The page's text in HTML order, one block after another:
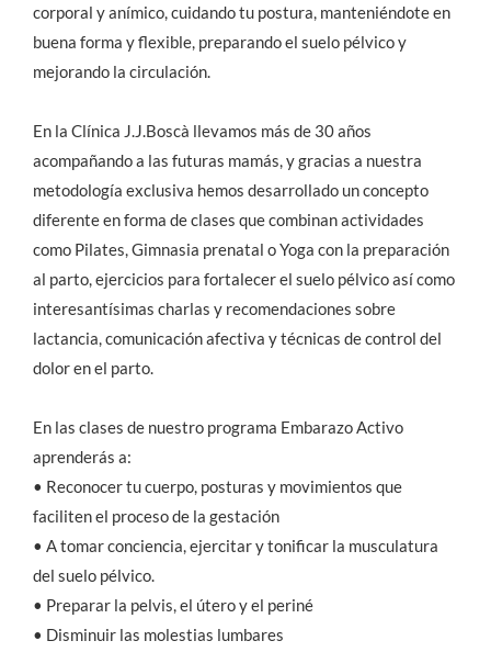
corporal y anímico, cuidando tu postura, manteniéndote en
buena forma y flexible, preparando el suelo pélvico y
mejorando la circulación.
En la Clínica J.J.Boscà llevamos más de 30 años
acompañando a las futuras mamás, y gracias a nuestra
metodología exclusiva hemos desarrollado un concepto
diferente en forma de clases que combinan actividades
como Pilates, Gimnasia prenatal o Yoga con la preparación
al parto, ejercicios para fortalecer el suelo pélvico así como
interesantísimas charlas y recomendaciones sobre
lactancia, comunicación afectiva y técnicas de control del
dolor en el parto.
En las clases de nuestro programa Embarazo Activo
aprenderás a:
• Reconocer tu cuerpo, posturas y movimientos que
faciliten el proceso de la gestación
• A tomar conciencia, ejercitar y tonificar la musculatura
del suelo pélvico.
• Preparar la pelvis, el útero y el periné
• Disminuir las molestias lumbares